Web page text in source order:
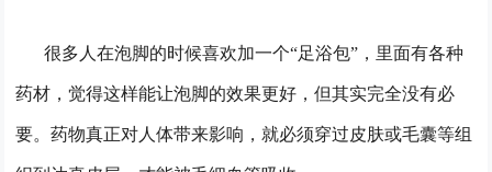
很多人在泡脚的时候喜欢加一个“足浴包”，里面有各种
药材，觉得这样能让泡脚的效果更好，但其实完全没有必
要。药物真正对人体带来影响，就必须穿过皮肤或毛囊等组